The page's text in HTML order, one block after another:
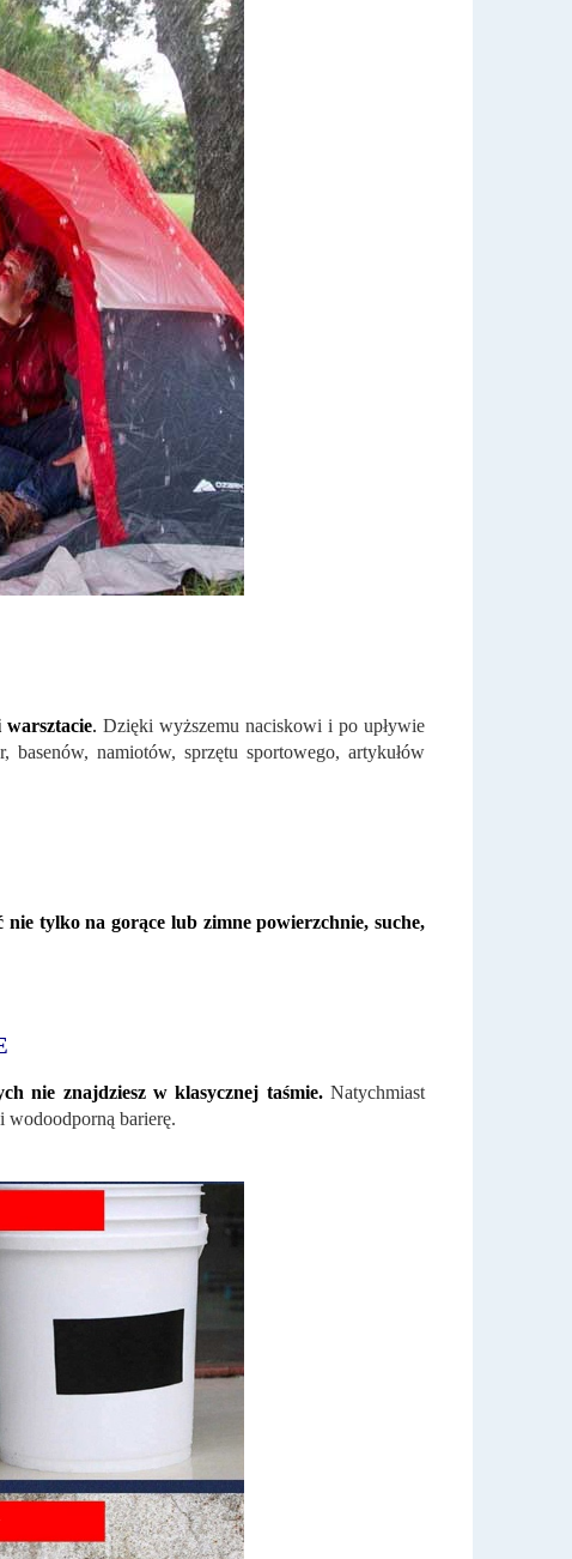
warsztacie. Dzięki wyższemu naciskowi i po upływie
namiotów, sprzętu sportowego, artykułów
nie tylko na gorące lub zimne powierzchnie, suche,
nie znajdziesz w klasycznej taśmie.Natychmiast
wodoodporną barierę.